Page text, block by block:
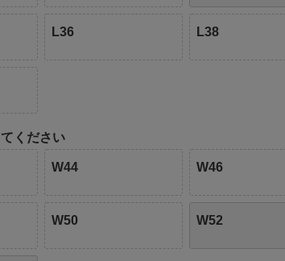
L36 L38
ください
W44 W46
W50 W52